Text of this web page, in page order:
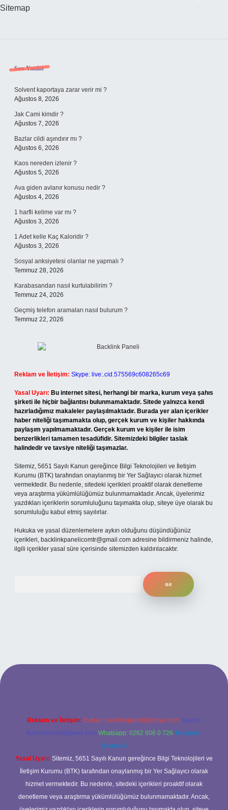
Sitemap
Sidebar
Son Yazılar
Solvent kaportaya zarar verir mi ?
Ağustos 8, 2026
Jak Cami kimdir ?
Ağustos 7, 2026
Bazlar cildi aşındırır mı ?
Ağustos 6, 2026
Kaos nereden izlenir ?
Ağustos 5, 2026
Ava giden avlanır konusu nedir ?
Ağustos 4, 2026
1 harfli kelime var mı ?
Ağustos 3, 2026
1 Adet kelle Kaç Kaloridir ?
Ağustos 3, 2026
Sosyal anksiyetesi olanlar ne yapmalı ?
Temmuz 28, 2026
Karabasandan nasıl kurtulabilirim ?
Temmuz 24, 2026
Geçmiş telefon aramaları nasıl bulurum ?
Temmuz 22, 2026
Reklam ve İletişim: Skype: live:.cid.575569c608265c69
Yasal Uyarı: Bu internet sitesi, herhangi bir marka, kurum veya şahıs
şirketi ile hiçbir bağlantısı bulunmamaktadır. Sitede yalnızca kendi
hazırladığımız makaleler paylaşılmaktadır. Burada yer alan içerikler
haber niteliği taşımamakta olup, gerçek kurum ve kişiler hakkında
paylaşım yapılmamaktadır. Gerçek kurum ve kişiler ile isim
benzerlikleri tamamen tesadüfidir. Sitemizdeki bilgiler taslak
halindedir ve tavsiye niteliği taşımazlar.
Sitemiz, 5651 Sayılı Kanun gereğince Bilgi Teknolojileri ve İletişim
Kurumu (BTK) tarafından onaylanmış bir Yer Sağlayıcı olarak hizmet
vermektedir. Bu nedenle, sitedeki içerikleri proaktif olarak denetleme
veya araştırma yükümlülüğümüz bulunmamaktadır. Ancak, üyelerimiz
yazdıkları içeriklerin sorumluluğunu taşımakta olup, siteye üye olarak bu
sorumluluğu kabul etmiş sayılırlar.
Hukuka ve yasal düzenlemelere aykırı olduğunu düşündüğünüz
içerikleri, backlinkpanelicomtr@gmail.com adresine bildirmeniz halinde,
ilgili içerikler yasal süre içerisinde sitemizden kaldırılacaktır.
yeni giriş adresi
Reklam ve İletişim: E-mail: backlinkpaneli@gmail.com Teams:
forumhizmeti@gmail.com Whatsapp: 0262 606 0 726 Telegram:
@karabul
Yasal Uyarı: Sitemiz, 5651 Sayılı Kanun gereğince Bilgi Teknolojileri ve
İletişim Kurumu (BTK) tarafından onaylanmış bir Yer Sağlayıcı olarak
hizmet vermektedir. Bu nedenle, sitedeki içerikleri proaktif olarak
denetleme veya araştırma yükümlülüğümüz bulunmamaktadır. Ancak,